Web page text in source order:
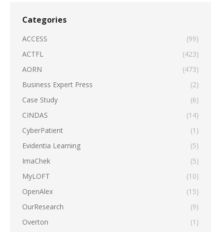
Categories
ACCESS
(99)
ACTFL
(423)
AORN
(473)
Business Expert Press
(2)
Case Study
(6)
CINDAS
(14)
CyberPatient
(1)
Evidentia Learning
(5)
ImaChek
(5)
MyLOFT
(10)
OpenAlex
(15)
OurResearch
(9)
Overton
(1)